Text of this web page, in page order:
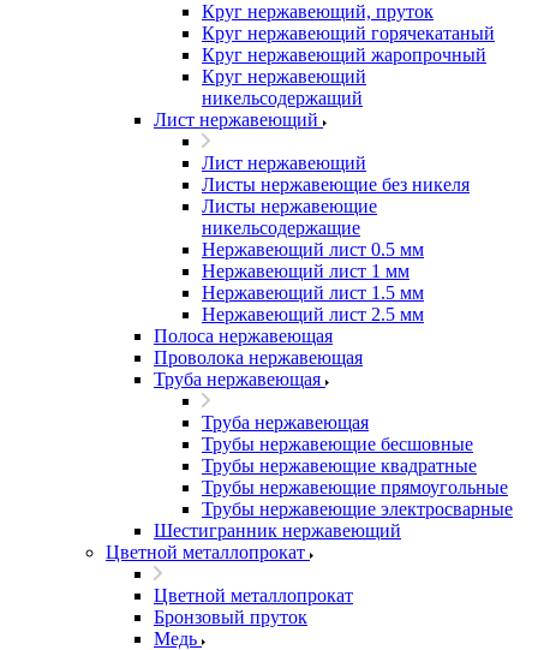
Круг нержавеющий, пруток
Круг нержавеющий горячекатаный
Круг нержавеющий жаропрочный
Круг нержавеющий
никельсодержащий
Лист нержавеющий
Лист нержавеющий
Листы нержавеющие без никеля
Листы нержавеющие
никельсодержащие
Нержавеющий лист 0.5 мм
Нержавеющий лист 1 мм
Нержавеющий лист 1.5 мм
Нержавеющий лист 2.5 мм
Полоса нержавеющая
Проволока нержавеющая
Труба нержавеющая
Труба нержавеющая
Трубы нержавеющие бесшовные
Трубы нержавеющие квадратные
Трубы нержавеющие прямоугольные
Трубы нержавеющие электросварные
Шестигранник нержавеющий
Цветной металлопрокат
Цветной металлопрокат
Бронзовый пруток
Медь